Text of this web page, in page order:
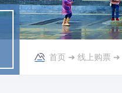
首页 ➜ 线上购票 ➜